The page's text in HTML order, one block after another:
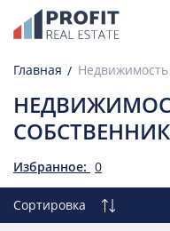
Главная
Избранное: 0
Сортировка